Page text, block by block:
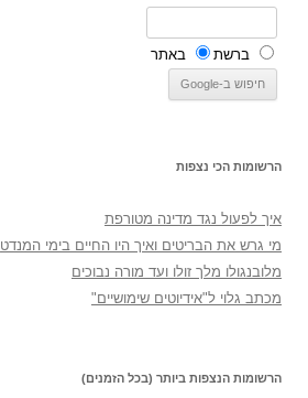
ברשת באתר
הרשומות הכי נצפות
איך לפעול נגד מדינה מטורפת
מי גרש את הבריטים ואיך היו החיים בימי המנדט
מלובנגולו מלך זולו ועד מורה נבוכים
מכתב גלוי ל"אידיוטים שימושיים"
הרשומות הנצפות ביותר (בכל הזמנים)